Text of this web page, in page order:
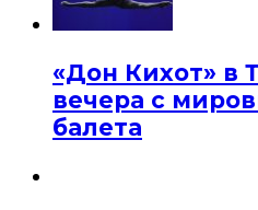
«Дон Кихот» в
вечера с
балета